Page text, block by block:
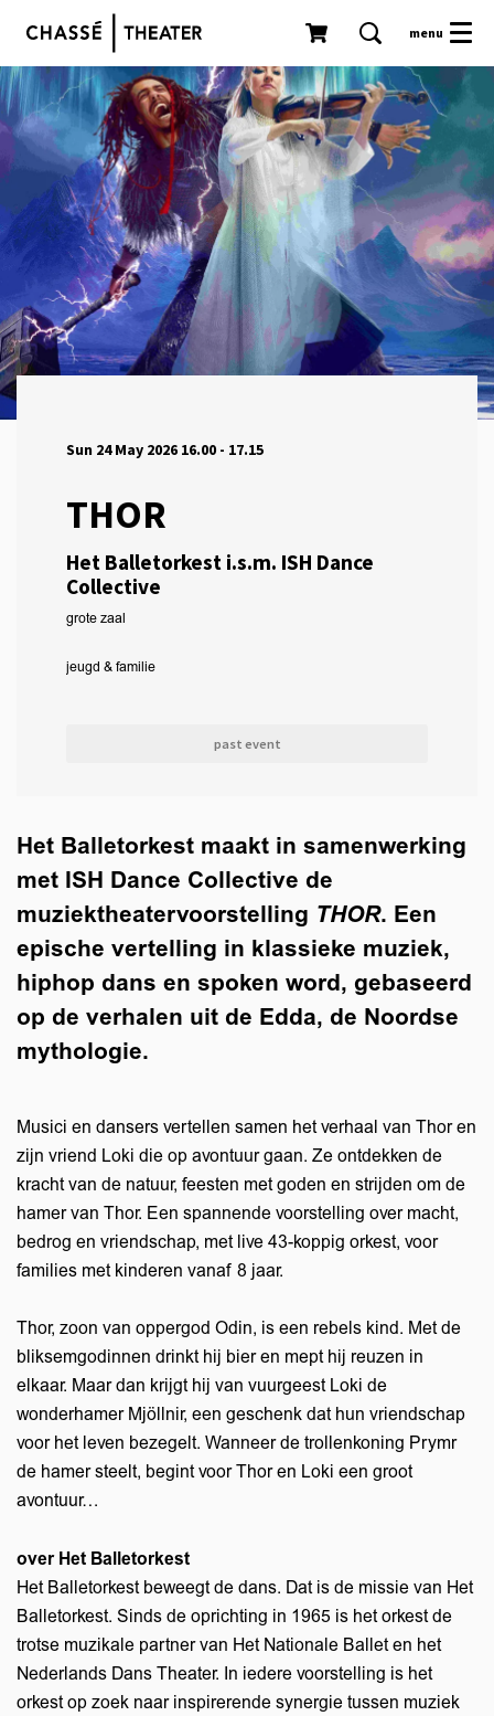
menu
THOR
Het Balletorkest i.s.m. ISH Dance
Collective
Sun 24 May 2026 16.00 - 17.15
grote zaal
jeugd & familie
past event
Het Balletorkest maakt in samenwerking
met ISH Dance Collective de
muziektheatervoorstelling THOR. Een
epische vertelling in klassieke muziek,
hiphop dans en spoken word, gebaseerd
op de verhalen uit de Edda, de Noordse
mythologie.
Musici en dansers vertellen samen het verhaal van Thor en
zijn vriend Loki die op avontuur gaan. Ze ontdekken de
kracht van de natuur, feesten met goden en strijden om de
hamer van Thor. Een spannende voorstelling over macht,
bedrog en vriendschap, met live 43-koppig orkest, voor
families met kinderen vanaf 8 jaar.
Thor, zoon van oppergod Odin, is een rebels kind. Met de
bliksemgodinnen drinkt hij bier en mept hij reuzen in
elkaar. Maar dan krijgt hij van vuurgeest Loki de
wonderhamer Mjöllnir, een geschenk dat hun vriendschap
voor het leven bezegelt. Wanneer de trollenkoning Prymr
de hamer steelt, begint voor Thor en Loki een groot
avontuur…
over Het Balletorkest
Het Balletorkest beweegt de dans. Dat is de missie van Het
Balletorkest. Sinds de oprichting in 1965 is het orkest de
trotse muzikale partner van Het Nationale Ballet en het
Nederlands Dans Theater. In iedere voorstelling is het
orkest op zoek naar inspirerende synergie tussen muziek